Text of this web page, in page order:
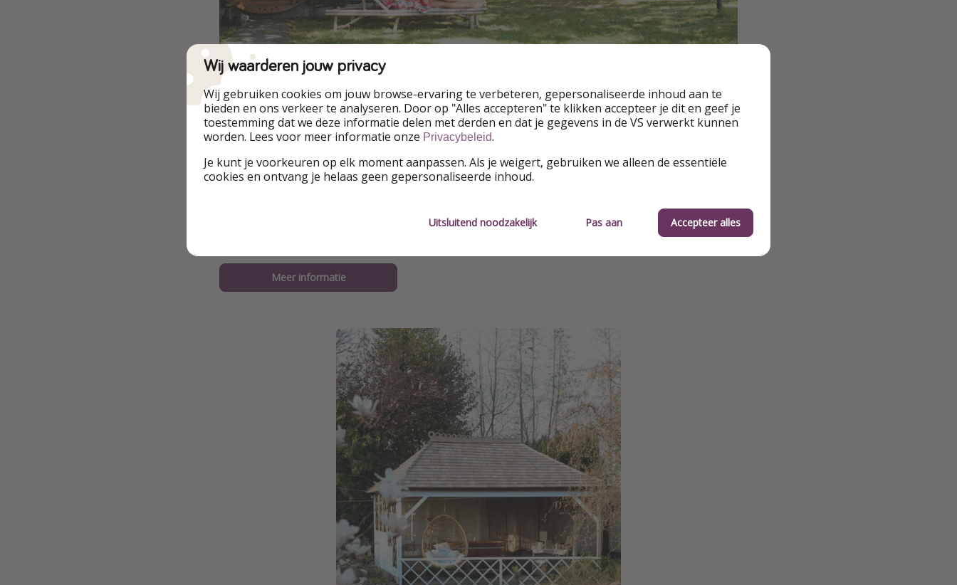
Een eigen sauna, een jacuzzi waar je 's avonds naar de sterren kan staren... De accommodatie is
perfect voor wie een wellnessbreak wil, maar niet met veel andere mensen in een spa wil zitten.
De Airbnb biedt je zelfs een wellness-tuin aan met een douche en een gezellig bed om in te
chillen.
Het interieur van de Scandinavische glamping is echt gezellig. De houten muren en de
tweepersoonsbed staat in een soort erker, die je met een gordijn van de rest van het huisje kunt
scheiden. Een beetje kou? Dan kan je de kachel aanzetten voor extra gezelligheid. Ontbijt kan
worden geboekt voor € 7,50 per persoon per nacht, evenals massages, diners of yogalessen.
Meer informatie
Wij waarderen jouw privacy
Wij gebruiken cookies om jouw browse-ervaring te verbeteren, gepersonaliseerde inhoud aan te
bieden en ons verkeer te analyseren. Door op "Alles accepteren" te klikken accepteer je dit en geef je
toestemming dat we deze informatie delen met derden en dat je gegevens in de VS verwerkt kunnen
worden. Lees voor meer informatie onze Privacybeleid.
Je kunt je voorkeuren op elk moment aanpassen. Als je weigert, gebruiken we alleen de essentiële
cookies en ontvang je helaas geen gepersonaliseerde inhoud.
Uitsluitend noodzakelijk Pas aan Accepteer alles